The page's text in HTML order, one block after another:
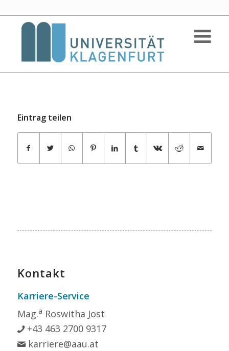
Eintrag teilen
Kontakt
Karriere-Service
Mag.a Roswitha Jost
+43 463 2700 9317
karriere@aau.at